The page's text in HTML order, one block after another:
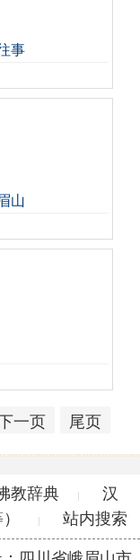
事
山
一页 尾页
教辞典 |
汉
|
站内搜索